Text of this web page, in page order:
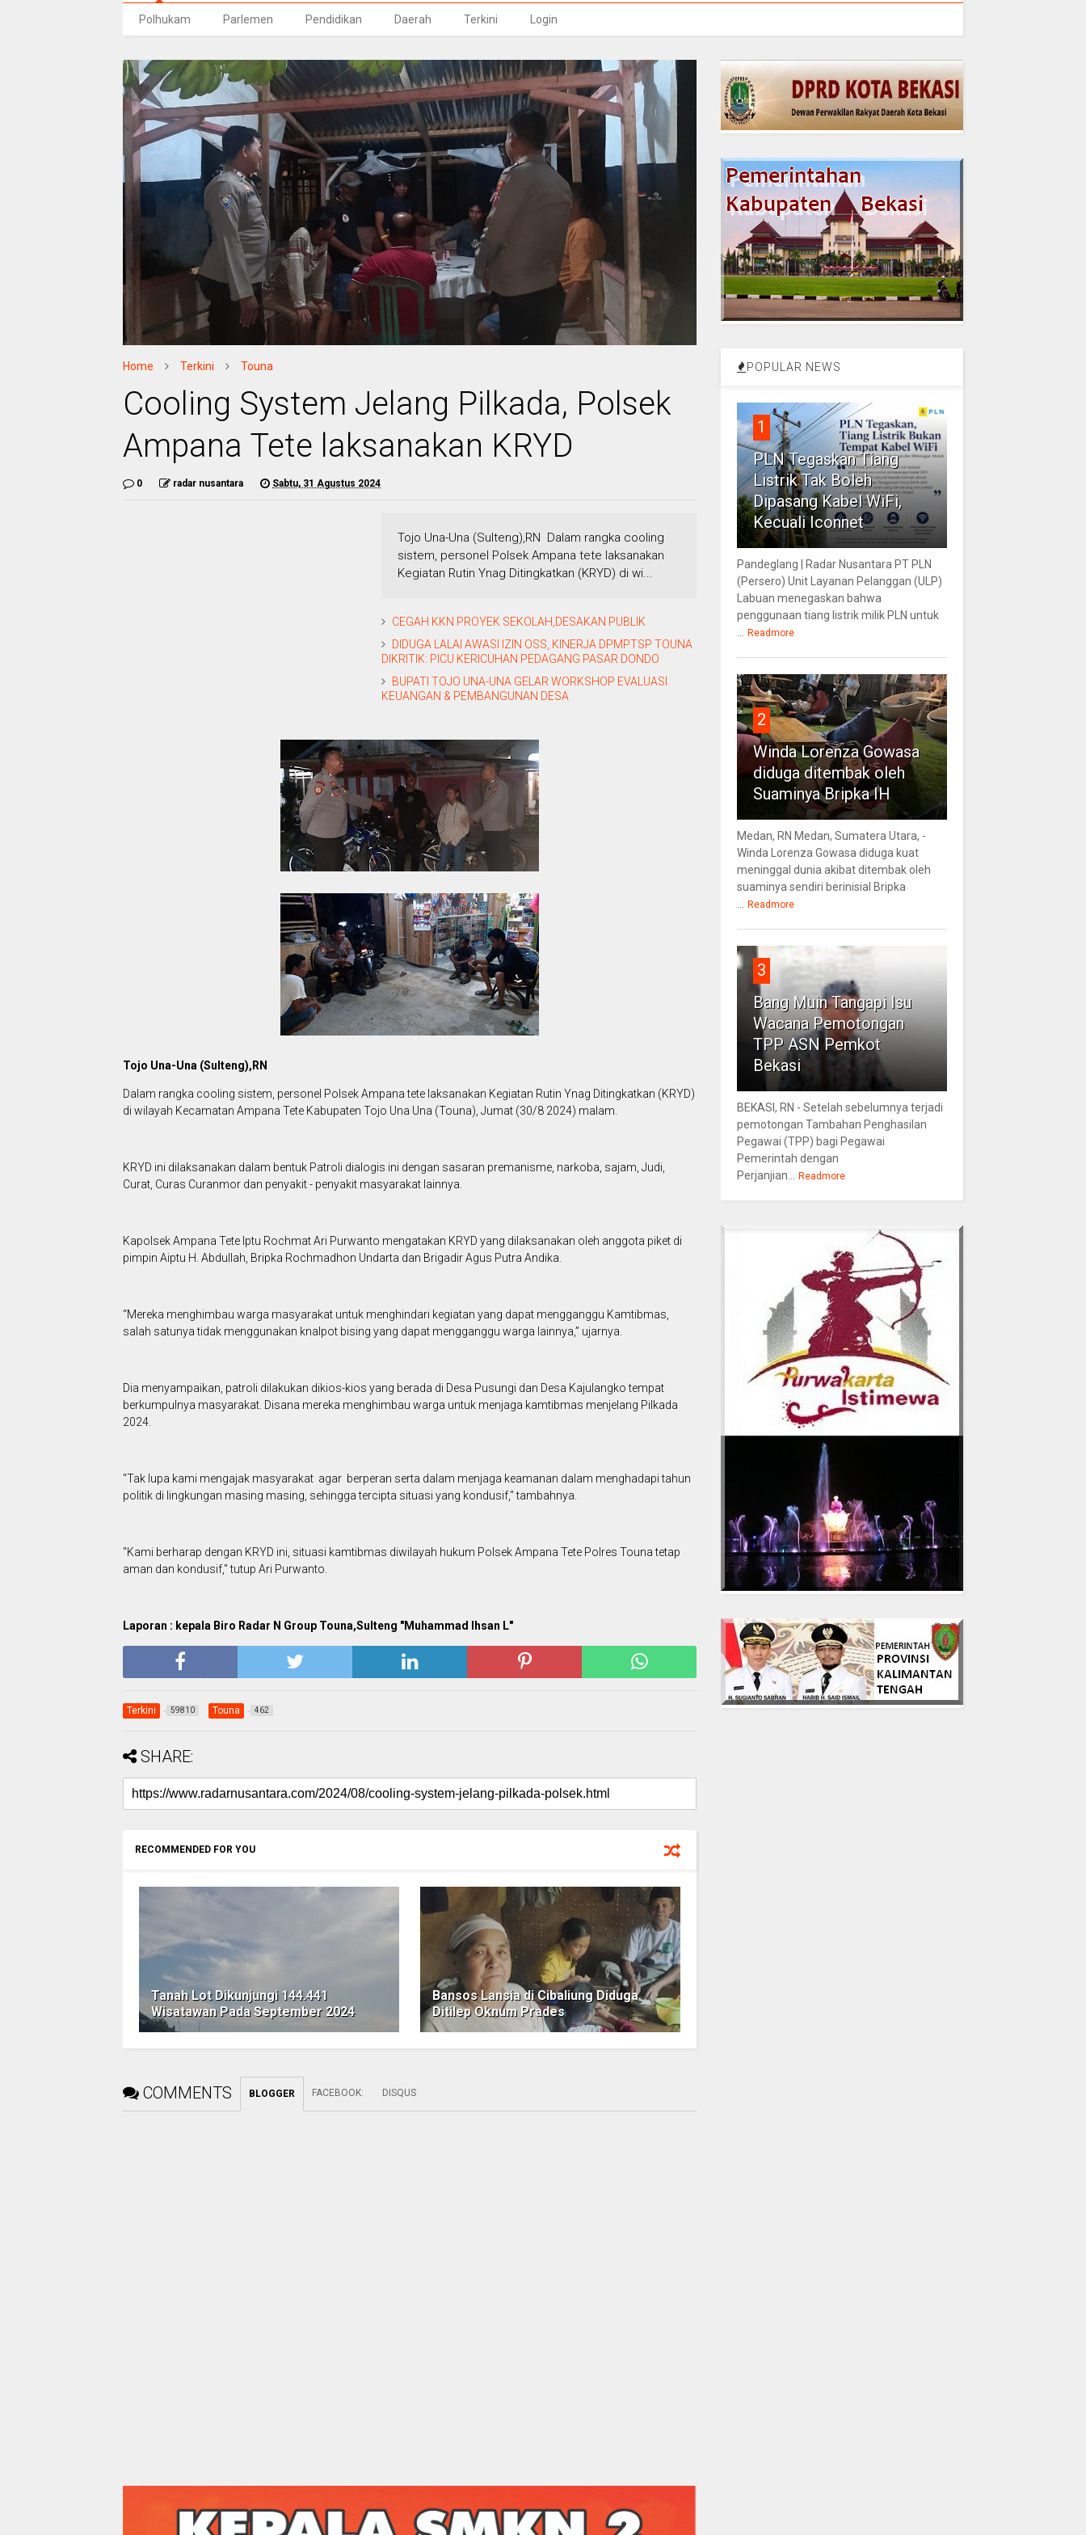
Polhukam Parlemen Pendidikan Daerah Terkini Login
Home Terkini Touna
Cooling System Jelang Pilkada, Polsek
Ampana Tete laksanakan KRYD
0 radar nusantara Sabtu, 31 Agustus 2024
Tojo Una-Una (Sulteng),RN Dalam rangka cooling
sistem, personel Polsek Ampana tete laksanakan
Kegiatan Rutin Ynag Ditingkatkan (KRYD) di wi...
CEGAH KKN PROYEK SEKOLAH,DESAKAN PUBLIK
DIDUGA LALAI AWASI IZIN OSS, KINERJA DPMPTSP TOUNA
DIKRITIK: PICU KERICUHAN PEDAGANG PASAR DONDO
BUPATI TOJO UNA-UNA GELAR WORKSHOP EVALUASI
KEUANGAN & PEMBANGUNAN DESA
Tojo Una-Una (Sulteng),RN
Dalam rangka cooling sistem, personel Polsek Ampana tete laksanakan Kegiatan Rutin Ynag Ditingkatkan (KRYD)
di wilayah Kecamatan Ampana Tete Kabupaten Tojo Una Una (Touna), Jumat (30/8 2024) malam.
KRYD ini dilaksanakan dalam bentuk Patroli dialogis ini dengan sasaran premanisme, narkoba, sajam, Judi,
Curat, Curas Curanmor dan penyakit - penyakit masyarakat lainnya.
Kapolsek Ampana Tete Iptu Rochmat Ari Purwanto mengatakan KRYD yang dilaksanakan oleh anggota piket di
pimpin Aiptu H. Abdullah, Bripka Rochmadhon Undarta dan Brigadir Agus Putra Andika.
“Mereka menghimbau warga masyarakat untuk menghindari kegiatan yang dapat mengganggu Kamtibmas,
salah satunya tidak menggunakan knalpot bising yang dapat mengganggu warga lainnya,” ujarnya.
Dia menyampaikan, patroli dilakukan dikios-kios yang berada di Desa Pusungi dan Desa Kajulangko tempat
berkumpulnya masyarakat. Disana mereka menghimbau warga untuk menjaga kamtibmas menjelang Pilkada
2024.
"Tak lupa kami mengajak masyarakat agar berperan serta dalam menjaga keamanan dalam menghadapi tahun
politik di lingkungan masing masing, sehingga tercipta situasi yang kondusif," tambahnya.
"Kami berharap dengan KRYD ini, situasi kamtibmas diwilayah hukum Polsek Ampana Tete Polres Touna tetap
aman dan kondusif," tutup Ari Purwanto.
Laporan : kepala Biro Radar N Group Touna,Sulteng "Muhammad Ihsan L"
Terkini 59810 Touna 462
SHARE:
RECOMMENDED FOR YOU
Tanah Lot Dikunjungi 144.441
Wisatawan Pada September 2024
Bansos Lansia di Cibaliung Diduga
Ditilep Oknum Prades
COMMENTS BLOGGER FACEBOOK: DISQUS
POPULAR NEWS
1
PLN Tegaskan Tiang
Listrik Tak Boleh
Dipasang Kabel WiFi,
Kecuali Iconnet
Pandeglang | Radar Nusantara PT PLN
(Persero) Unit Layanan Pelanggan (ULP)
Labuan menegaskan bahwa
penggunaan tiang listrik milik PLN untuk
Readmore
2
Winda Lorenza Gowasa
diduga ditembak oleh
Suaminya Bripka IH
Medan, RN Medan, Sumatera Utara, -
Winda Lorenza Gowasa diduga kuat
meninggal dunia akibat ditembak oleh
suaminya sendiri berinisial Bripka
Readmore
3
Bang Muin Tangapi Isu
Wacana Pemotongan
TPP ASN Pemkot
Bekasi
BEKASI, RN - Setelah sebelumnya terjadi
pemotongan Tambahan Penghasilan
Pegawai (TPP) bagi Pegawai
Pemerintah dengan
Perjanjian...
Readmore